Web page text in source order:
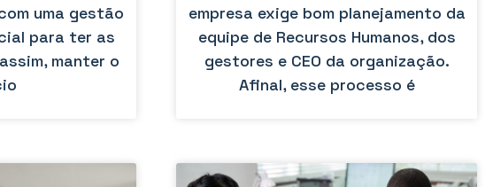
uma gestão
para ter as
manter o
empresa exige bom planejamento da
equipe de Recursos Humanos, dos
gestores e CEO da organização.
Afinal, esse processo é